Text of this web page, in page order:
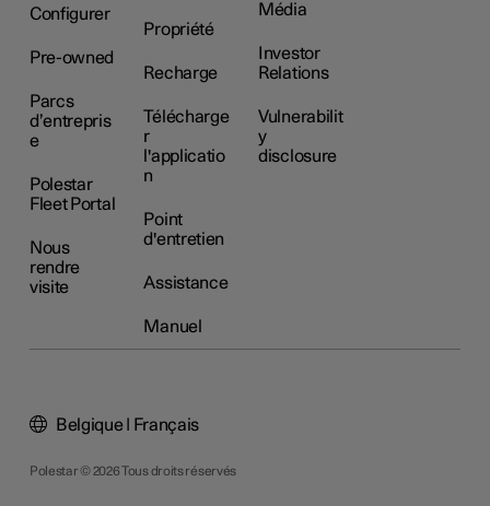
Configurer
Pre-owned
Parcs
d’entrepris
e
Polestar
Fleet Portal
Nous
rendre
visite
Propriété
Recharge
Télécharge
r
l'applicatio
n
Point
d'entretien
Assistance
Manuel
Média
Investor
Relations
Vulnerabilit
y
disclosure
Polestar © 2026 Tous droits réservés
Belgique | Français